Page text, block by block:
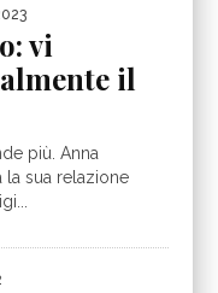
vi
il
più. Anna
sua relazione